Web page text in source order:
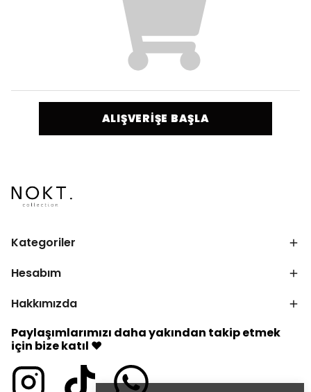
ALIŞVERİŞE BAŞLA
Kategoriler
Hesabım
Hakkımızda
Paylaşımlarımızı daha yakından takip etmek
için bize katıl ♥